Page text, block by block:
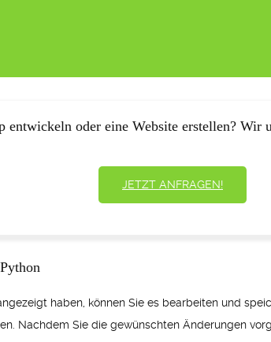
entwickeln oder eine Website erstellen? Wir
JETZT ANFRAGEN!
haben, können Sie es bearbeiten und
Nachdem Sie die gewünschten Änderungen